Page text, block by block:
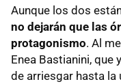
Aunque los dos
no dejarán que las
protagonismo. Al
Enea Bastianini, que
de arriesgar hasta